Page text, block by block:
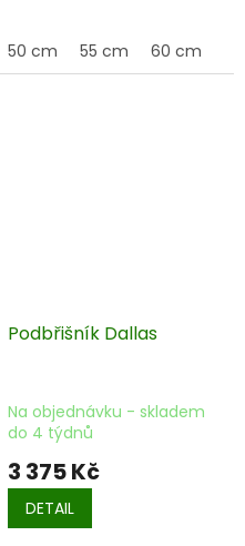
55 cm 70 cm 75 cm
50 cm 55 cm 60 cm
Podbřišník Dallas
Na objednávku - skladem
do 4 týdnů
3 375 Kč
DETAIL